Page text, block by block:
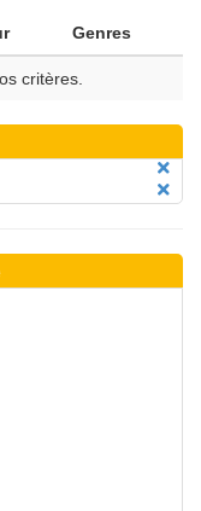
Genres
critères.